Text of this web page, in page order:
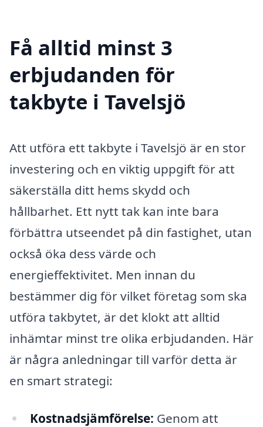
Få alltid minst 3
erbjudanden för
takbyte i Tavelsjö
Att utföra ett takbyte i Tavelsjö är en stor
investering och en viktig uppgift för att
säkerställa ditt hems skydd och
hållbarhet. Ett nytt tak kan inte bara
förbättra utseendet på din fastighet, utan
också öka dess värde och
energieffektivitet. Men innan du
bestämmer dig för vilket företag som ska
utföra takbytet, är det klokt att alltid
inhämtar minst tre olika erbjudanden. Här
är några anledningar till varför detta är
en smart strategi:
Kostnadsjämförelse: Genom att